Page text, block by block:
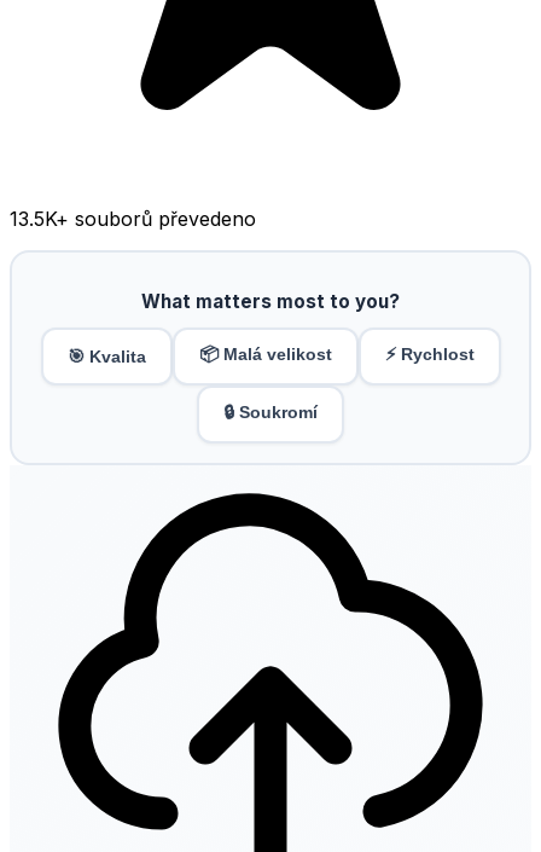
13.5K+ souborů převedeno
What matters most to you?
🎯 Kvalita 📦 Malá velikost ⚡ Rychlost
🔒 Soukromí